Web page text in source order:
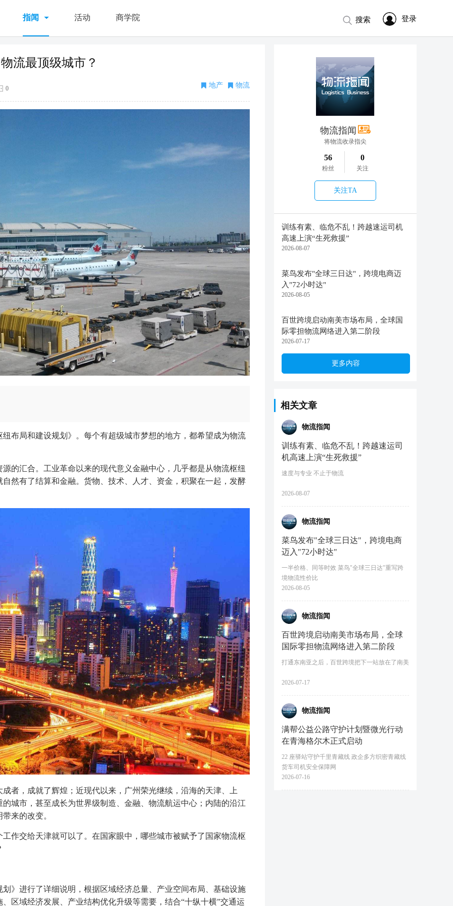
指闻 活动 商学院 登录
搜索
物流指闻
将物流收录指尖
56
粉丝
0
关注
关注TA
训练有素、临危不乱！跨越速运司机
高速上演“生死救援”
2026-08-07
菜鸟发布"全球三日达"，跨境电商迈
入"72小时达"
2026-08-05
百世跨境启动南美市场布局，全球国
际零担物流网络进入第二阶段
2026-07-17
更多内容
相关文章
物流指闻
训练有素、临危不乱！跨越速运司
机高速上演“生死救援”
速度与专业 不止于物流
2026-08-07
物流指闻
菜鸟发布"全球三日达"，跨境电商
迈入"72小时达"
一半价格、同等时效 菜鸟"全球三日达"重写跨
境物流性价比
2026-08-05
物流指闻
百世跨境启动南美市场布局，全球
国际零担物流网络进入第二阶段
打通东南亚之后，百世跨境把下一站放在了南美
2026-07-17
物流指闻
满帮公益公路守护计划暨微光行动
在青海格尔木正式启动
22 座驿站守护千里青藏线 政企多方织密青藏线
货车司机安全保障网
2026-07-16
流最顶级城市？
0 地产 物流
布局和建设规划》。每个有超级城市梦想的地方，都希望成为物流
的汇合。工业革命以来的现代意义金融中心，几乎都是从物流枢纽
然有了结算和金融。货物、技术、人才、资金，积聚在一起，发酵
者，成就了辉煌；近现代以来，广州荣光继续，沿海的天津、上
城市，甚至成长为世界级制造、金融、物流航运中心；内陆的沿江
来的改变。
作交给天津就可以了。在国家眼中，哪些城市被赋予了国家物流枢
》进行了详细说明，根据区域经济总量、产业空间布局、基础设施
区域经济发展、产业结构优化升级等需要，结合“十纵十横”交通运